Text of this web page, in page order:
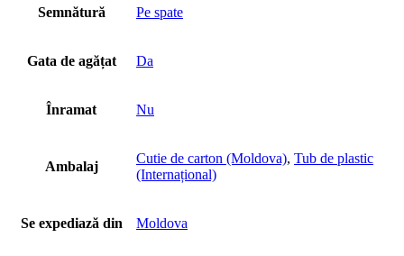
Semnătură Pe spate
Gata de agățat Da
Înramat Nu
Ambalaj
Cutie de carton (Moldova), Tub de plastic
(Internațional)
Se expediază din Moldova